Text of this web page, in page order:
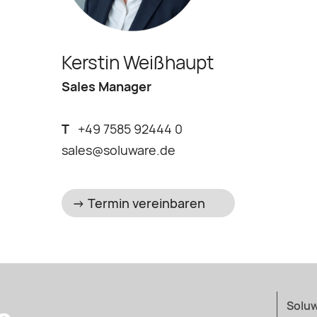
Kerstin Weißhaupt
Sales Manager
T +49 7585 92444 0
sales@soluware.de